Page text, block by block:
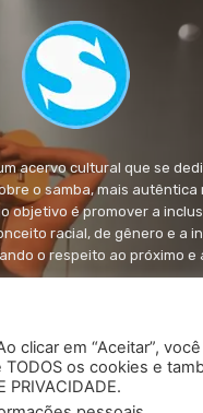
acervo cultural que se
o samba, mais autêntica
objetivo é promover a
racial, de gênero e a
o respeito ao próximo e
clicar em “Aceitar”,
os cookies e
PRIVACIDADE.